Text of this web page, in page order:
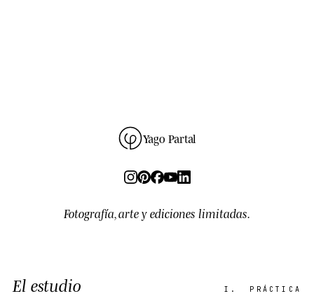
Yago Partal
Fotografía, arte y ediciones limitadas.
El estudio I. PRÁCTICA